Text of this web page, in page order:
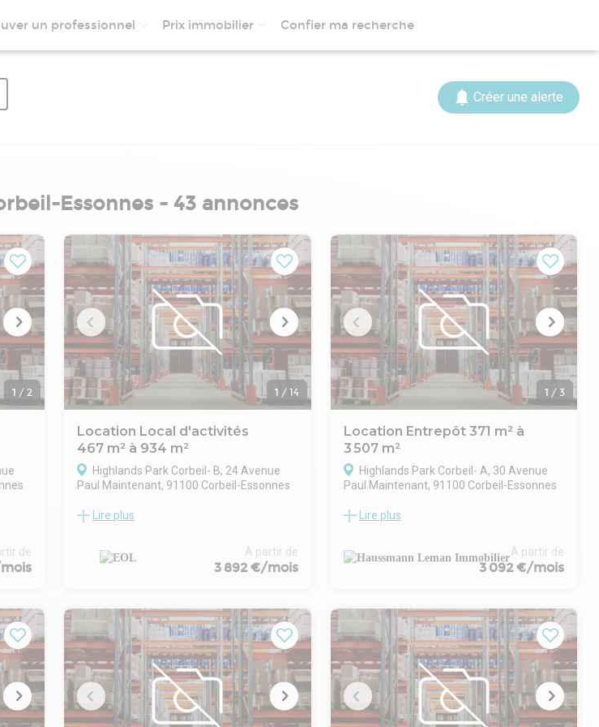
un professionnel Prix immobilier Confier ma recherche
Créer une alerte
Essonnes - 43 annonces
1 / 2
situé
m²
de
1 / 14
Location Local d'activités
467 m² à 934 m²
Highlands Park Corbeil- B, 24 Avenue
Paul Maintenant, 91100 Corbeil-Essonnes
EOL, spécialisé en immobilier d'entreprise,
locaux d'activités accompagnés de
bureaux, à partir de 376 m² à 463 m², situé
Les biens sont composés de 290 à 354 m²
d'entrepôt et de 86 à 109 m² de bureaux.
Les caractéristiques techniques de l'offre
sont d'une charge au sol de 2 t/m², une
hauteur sous poutre de 6.5 m, d'un accès
de plain-pied pour chaque lot ainsi que
plusieurs emplacements de parking VL.
Lire plus
À partir de
3 892 €/mois
1 / 3
Location Entrepôt 371 m² à
3 507 m²
Highlands Park Corbeil- A, 30 Avenue
Paul Maintenant, 91100 Corbeil-Essonnes
Cellules à usage d'activité avec bureaux
neuf. Hauteur de 7,5 mètres. Résistance au
sol : 3 tonnes/m2. Accès plain-pied. Tarif
avec bardage double peau. Couverture bac
acier. Faux-plafonds en dalles minérales
avec éclairage LED encastré. Ventilation
double flux pour les bureaux et simple flux
pour les sanitaires. Chauffage par
convecteurs électriques, panneaux
rayonnants électriques à commande
Lire plus
À partir de
3 092 €/mois